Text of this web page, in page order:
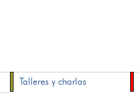
Talleres y charlas